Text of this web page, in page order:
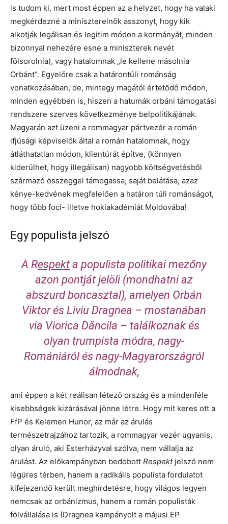
is tudom ki, mert most éppen az a helyzet, hogy ha valaki
megkérdezné a miniszterelnök asszonyt, hogy kik
alkotják legálisan és legitim módon a kormányát, minden
bizonnyal nehezére esne a miniszterek nevét
fölsorolnia), vagy hatalomnak „le kellene másolnia
Orbánt”. Egyelőre csak a határontúli románság
vonatkozásában, de, mintegy magától értetődő módon,
minden egyébben is, hiszen a hatumák orbáni támogatási
rendszere szerves következménye belpolitikájának.
Magyarán azt üzeni a rommagyar pártvezér a román
ifjúsági képviselők által a román hatalomnak, hogy
átláthatatlan módon, klientúrát építve, (könnyen
kiderülhet, hogy illegálisan) nagyobb költségvetésből
származó összeggel támogassa, saját belátása, azaz
kénye-kedvének megfelelően a határon túli románságot,
hogy több foci- illetve hokiakadémiát Moldovába!
Egy populista jelszó
A Respekt a populista politikai mezőny
azon pontját jelöli (mondhatni az
abszurd boncasztal), amelyen Orbán
Viktor és Liviu Dragnea – mostanában
via Viorica Dăncila – találkoznak és
olyan trumpista módra, nagy-
Romániáról és nagy-Magyarországról
álmodnak,
ami éppen a két reálisan létező ország és a mindenféle
kisebbségek kizárásával jönne létre. Hogy mit keres ott a
FfP és Kelemen Hunor, az már az árulás
természetrajzához tartozik, a rommagyar vezér ugyanis,
olyan áruló, aki Esterházyval szólva, nem vállalja az
árulást. Az előkampányban bedobott Respektjelszó nem
légüres térben, hanem a radikális populista fordulatot
kifejezendő került meghírdetésre, hogy világos legyen
nemcsak az orbánizmus, hanem a román populisták
fölvállalása is (Dragnea kampányolt a májusi EP